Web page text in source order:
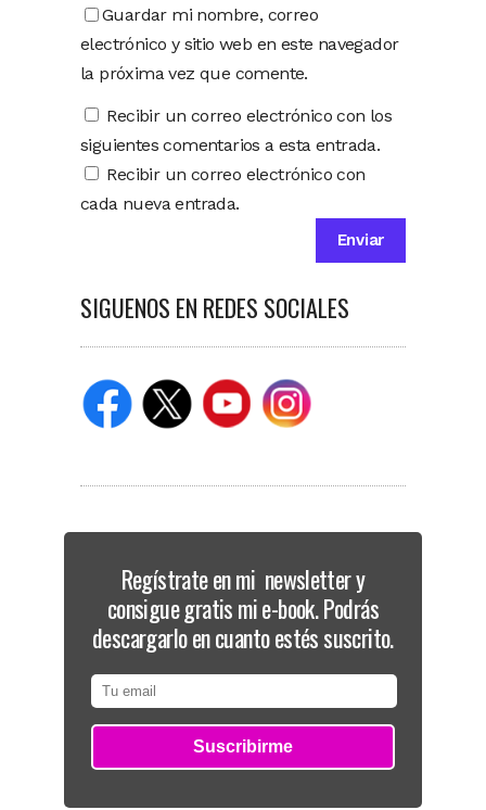
Guardar mi nombre, correo
electrónico y sitio web en este navegador
la próxima vez que comente.
Recibir un correo electrónico con los
siguientes comentarios a esta entrada.
Recibir un correo electrónico con
cada nueva entrada.
SIGUENOS EN REDES SOCIALES
Regístrate en mi newsletter y
consigue gratis mi e-book. Podrás
descargarlo en cuanto estés suscrito.